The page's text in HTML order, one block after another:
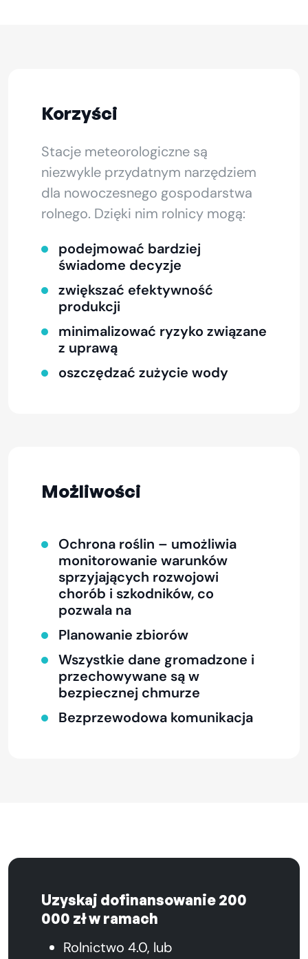
Korzyści
Stacje meteorologiczne są
niezwykle przydatnym narzędziem
dla nowoczesnego gospodarstwa
rolnego. Dzięki nim rolnicy mogą:
podejmować bardziej
świadome decyzje
zwiększać efektywność
produkcji
minimalizować ryzyko związane
z uprawą
oszczędzać zużycie wody
Możliwości
Ochrona roślin – umożliwia
monitorowanie warunków
sprzyjających rozwojowi
chorób i szkodników, co
pozwala na
Planowanie zbiorów
Wszystkie dane gromadzone i
przechowywane są w
bezpiecznej chmurze
Bezprzewodowa komunikacja
Uzyskaj dofinansowanie 200
000 zł w ramach
Rolnictwo 4.0, lub